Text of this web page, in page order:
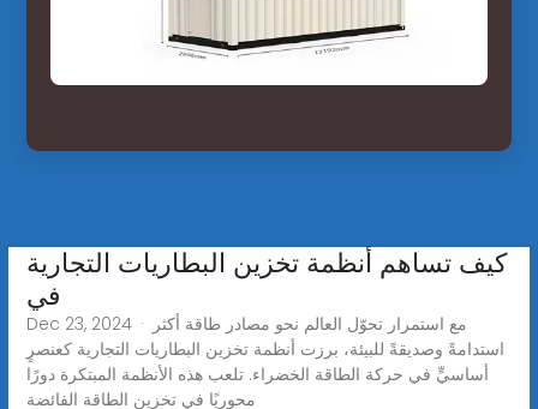
كيف تساهم أنظمة تخزين البطاريات التجارية
في
Dec 23, 2024 · مع استمرار تحوّل العالم نحو مصادر طاقة أكثر
استدامةً وصديقةً للبيئة، برزت أنظمة تخزين البطاريات التجارية كعنصرٍ
أساسيٍّ في حركة الطاقة الخضراء. تلعب هذه الأنظمة المبتكرة دورًا
محوريًا في تخزين الطاقة الفائضة